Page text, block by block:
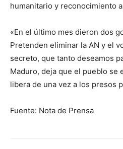
humanitario y reconocimiento
«En el último mes dieron dos
Pretenden eliminar la AN y el
secreto, que tanto deseamos
Maduro, deja que el pueblo se
libera de una vez a los presos
Fuente: Nota de Prensa